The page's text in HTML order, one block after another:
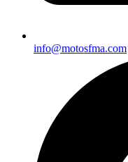
info@motosfma.com